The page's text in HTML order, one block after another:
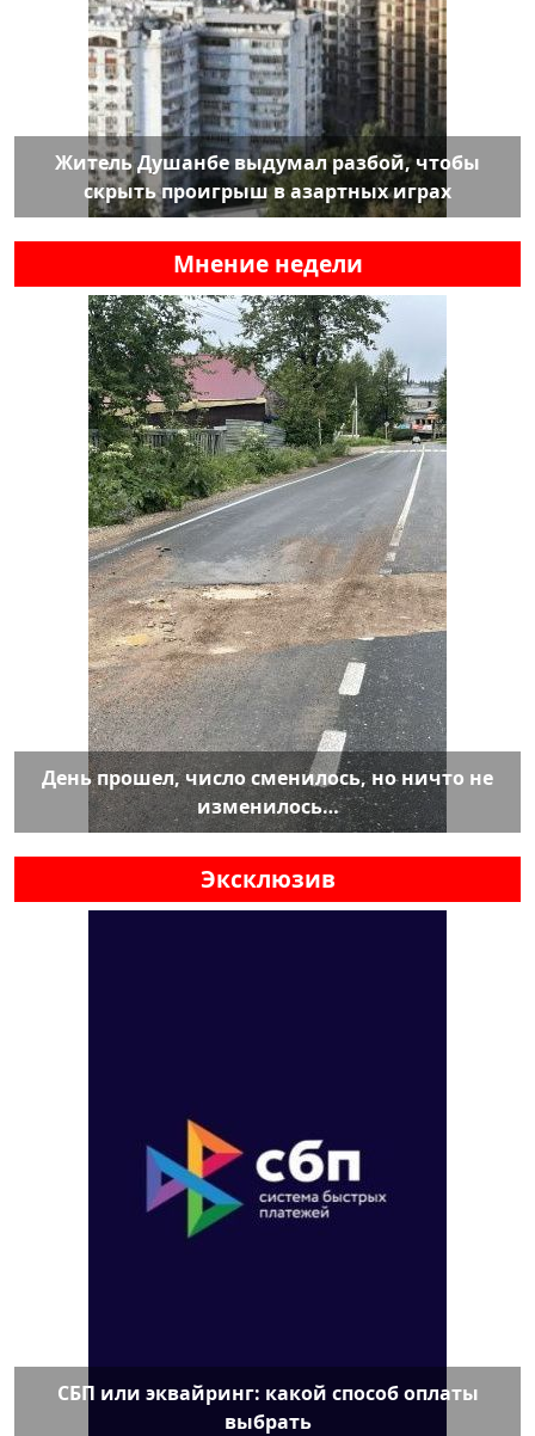
Житель Душанбе выдумал разбой, чтобы
скрыть проигрыш в азартных играх
Мнение недели
День прошел, число сменилось, но ничто не
изменилось…
Эксклюзив
СБП или эквайринг: какой способ оплаты
выбрать